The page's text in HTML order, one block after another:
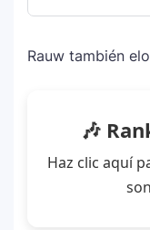
Rauw también
🎶
Haz clic aquí